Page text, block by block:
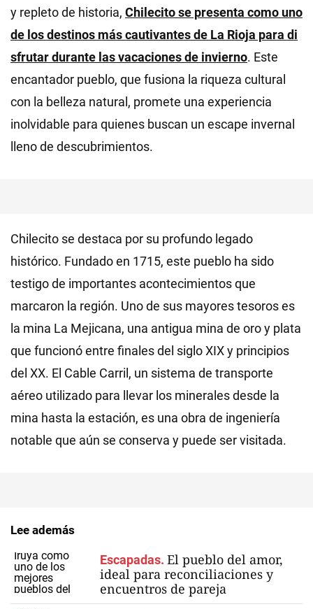
y repleto de historia, Chilecito se presenta como uno
de los destinos más cautivantes de La Rioja para di
sfrutar durante las vacaciones de invierno. Este
encantador pueblo, que fusiona la riqueza cultural
con la belleza natural, promete una experiencia
inolvidable para quienes buscan un escape invernal
lleno de descubrimientos.
Chilecito se destaca por su profundo legado
histórico. Fundado en 1715, este pueblo ha sido
testigo de importantes acontecimientos que
marcaron la región. Uno de sus mayores tesoros es
la mina La Mejicana, una antigua mina de oro y plata
que funcionó entre finales del siglo XIX y principios
del XX. El Cable Carril, un sistema de transporte
aéreo utilizado para llevar los minerales desde la
mina hasta la estación, es una obra de ingeniería
notable que aún se conserva y puede ser visitada.
Lee además
Escapadas. El pueblo del amor,
ideal para reconciliaciones y
encuentros de pareja